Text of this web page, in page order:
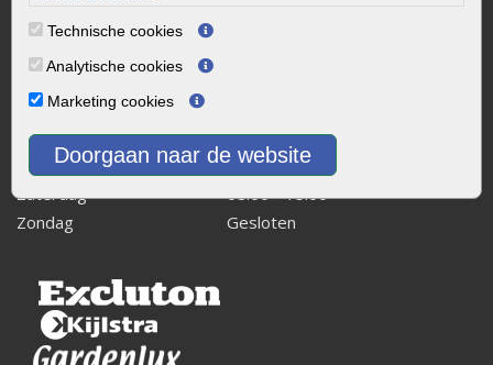
Technische cookies
Analytische cookies
Marketing cookies
Doorgaan naar de website
Dinsdag
Woensdag
Donderdag
08:00 - 17:00
Vrijdag
08:00 - 17:00
Zaterdag
08:00 - 15.00
Zondag
Gesloten